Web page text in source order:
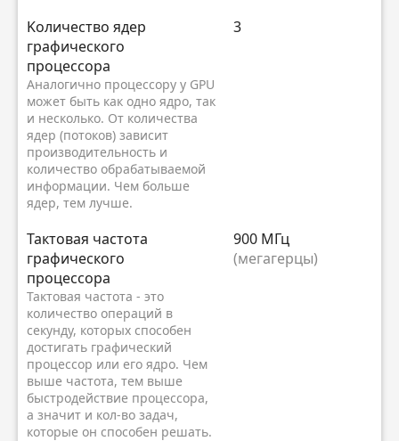
Kоличество ядер
графического
процессора
Аналогично процессору у GPU
может быть как одно ядро, так
и несколько. От количества
ядер (потоков) зависит
производительность и
количество обрабатываемой
информации. Чем больше
ядер, тем лучше.
3
Тактовая частота
графического
процессора
Тактовая частота - это
количество операций в
секунду, которых способен
достигать графический
процессор или его ядро. Чем
выше частота, тем выше
быстродействие процессора,
а значит и кол-во задач,
которые он способен решать.
900 МГц
(мегагерцы)